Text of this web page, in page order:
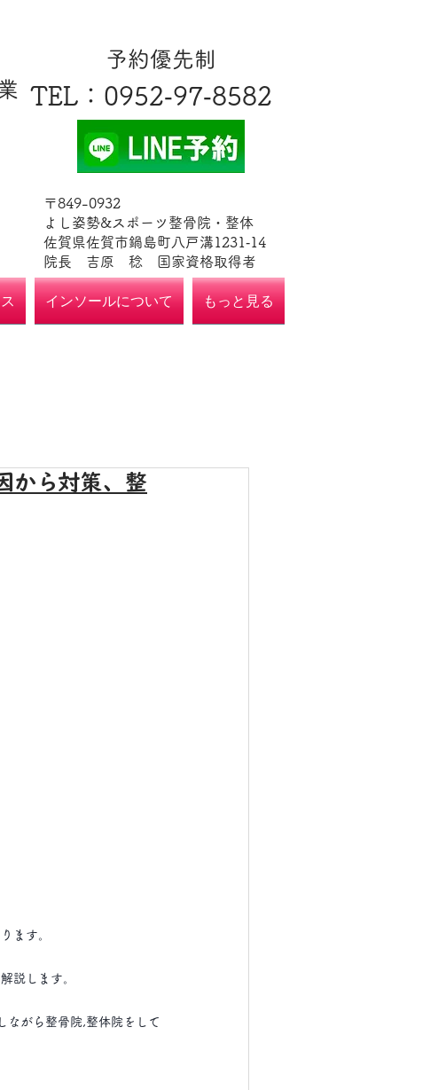
​予約優先制
TEL ​：0952‐97‐8582
​〒849-0932
よし姿勢&スポーツ整骨院・整体
佐賀県佐賀市鍋島町八戸溝1231‐14
​​院長 吉原 稔​ 国家資格取得者
インソールについて もっと見る
から対策、整
ます。
説します。
ながら整骨院,整体院をして